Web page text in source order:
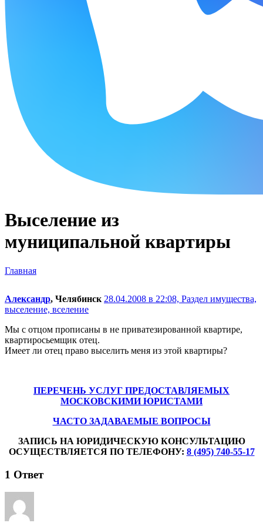
Выселение из
муниципальной квартиры
Главная
Александр, Челябинск 28.04.2008 в 22:08, Раздел имущества,
выселение, вселение
Мы с отцом прописаны в не приватезированной квартире,
квартиросьемщик отец.
Имеет ли отец право выселить меня из этой квартиры?
ПЕРЕЧЕНЬ УСЛУГ ПРЕДОСТАВЛЯЕМЫХ
МОСКОВСКИМИ ЮРИСТАМИ
ЧАСТО ЗАДАВАЕМЫЕ ВОПРОСЫ
ЗАПИСЬ НА ЮРИДИЧЕСКУЮ КОНСУЛЬТАЦИЮ
ОСУЩЕСТВЛЯЕТСЯ ПО ТЕЛЕФОНУ: 8 (495) 740-55-17
1 Ответ